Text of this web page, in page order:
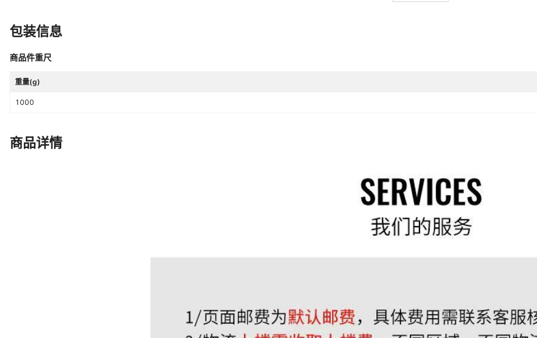
适用年龄
包装信息
商品件重尺
重量(g)
1000
商品详情